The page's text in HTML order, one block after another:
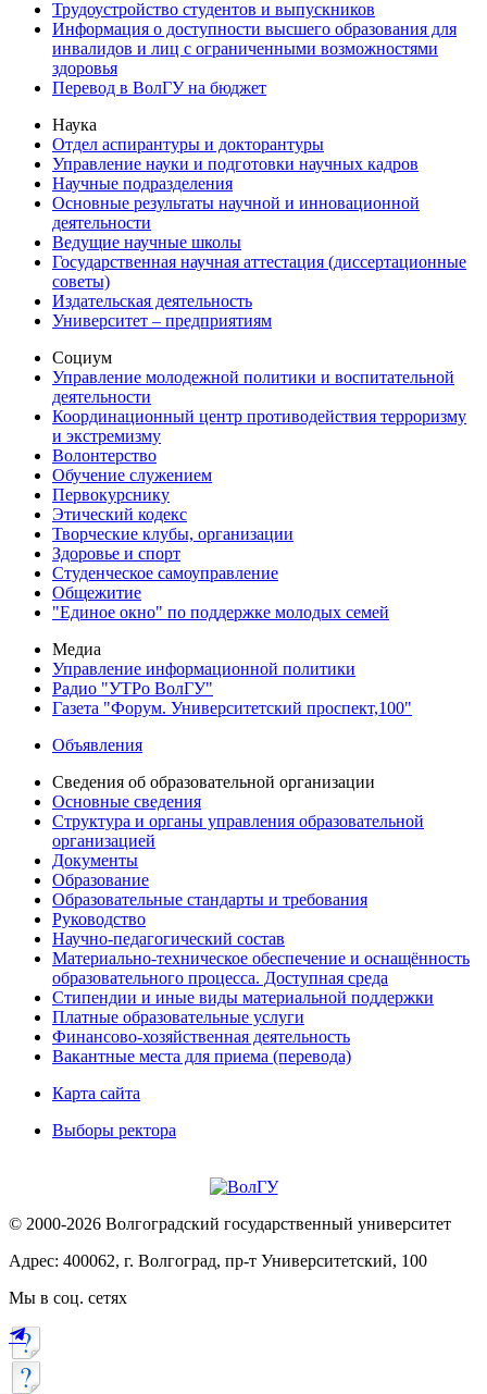
Трудоустройство студентов и выпускников
Информация о доступности высшего образования для
инвалидов и лиц с ограниченными возможностями
здоровья
Перевод в ВолГУ на бюджет
Наука
Отдел аспирантуры и докторантуры
Управление науки и подготовки научных кадров
Научные подразделения
Основные результаты научной и инновационной
деятельности
Ведущие научные школы
Государственная научная аттестация (диссертационные
советы)
Издательская деятельность
Университет – предприятиям
Социум
Управление молодежной политики и воспитательной
деятельности
Координационный центр противодействия терроризму
и экстремизму
Волонтерство
Обучение служением
Первокурснику
Этический кодекс
Творческие клубы, организации
Здоровье и спорт
Студенческое самоуправление
Общежитие
"Единое окно" по поддержке молодых семей
Медиа
Управление информационной политики
Радио "УТРо ВолГУ"
Газета "Форум. Университетский проспект,100"
Объявления
Сведения об образовательной организации
Основные сведения
Структура и органы управления образовательной
организацией
Документы
Образование
Образовательные стандарты и требования
Руководство
Научно-педагогический состав
Материально-техническое обеспечение и оснащённость
образовательного процесса. Доступная среда
Стипендии и иные виды материальной поддержки
Платные образовательные услуги
Финансово-хозяйственная деятельность
Вакантные места для приема (перевода)
Карта сайта
Выборы ректора
© 2000-2026 Волгоградский государственный университет
Адрес: 400062, г. Волгоград, пр-т Университетский, 100
Мы в соц. сетях